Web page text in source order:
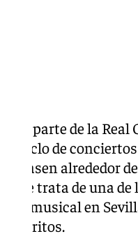
por parte de la
ciclo de
pasen alrededor
Se trata de una
musical en
distritos.